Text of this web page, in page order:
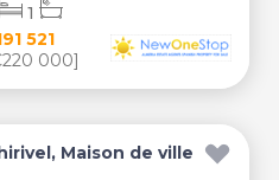
521
000]
1
Maison de ville